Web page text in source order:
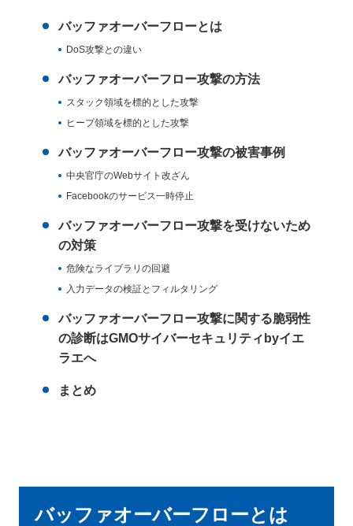
バッファオーバーフローとは
DoS攻撃との違い
バッファオーバーフロー攻撃の方法
スタック領域を標的とした攻撃
ヒープ領域を標的とした攻撃
バッファオーバーフロー攻撃の被害事例
中央官庁のWebサイト改ざん
Facebookのサービス一時停止
バッファオーバーフロー攻撃を受けないため
の対策
危険なライブラリの回避
入力データの検証とフィルタリング
バッファオーバーフロー攻撃に関する脆弱性
の診断はGMOサイバーセキュリティbyイエ
ラエへ
まとめ
バッファオーバーフローとは